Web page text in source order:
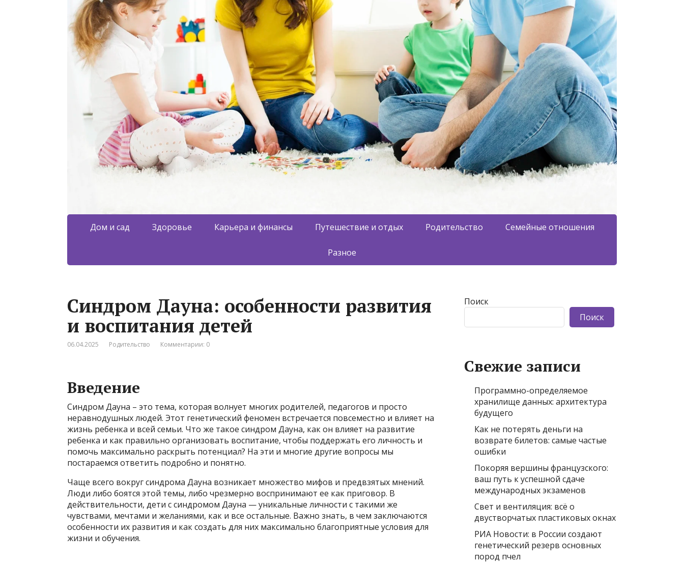
Дом и сад Здоровье Карьера и финансы Путешествие и отдых Родительство Семейные отношения
Разное
Синдром Дауна: особенности развития
и воспитания детей
06.04.2025 Родительство Комментарии: 0
Введение
Синдром Дауна – это тема, которая волнует многих родителей, педагогов и просто
неравнодушных людей. Этот генетический феномен встречается повсеместно и влияет на
жизнь ребенка и всей семьи. Что же такое синдром Дауна, как он влияет на развитие
ребенка и как правильно организовать воспитание, чтобы поддержать его личность и
помочь максимально раскрыть потенциал? На эти и многие другие вопросы мы
постараемся ответить подробно и понятно.
Чаще всего вокруг синдрома Дауна возникает множество мифов и предвзятых мнений.
Люди либо боятся этой темы, либо чрезмерно воспринимают ее как приговор. В
действительности, дети с синдромом Дауна — уникальные личности с такими же
чувствами, мечтами и желаниями, как и все остальные. Важно знать, в чем заключаются
особенности их развития и как создать для них максимально благоприятные условия для
жизни и обучения.
Поиск
Поиск
Свежие записи
Программно-определяемое
хранилище данных: архитектура
будущего
Как не потерять деньги на
возврате билетов: самые частые
ошибки
Покоряя вершины французского:
ваш путь к успешной сдаче
международных экзаменов
Свет и вентиляция: всё о
двустворчатых пластиковых окнах
РИА Новости: в России создают
генетический резерв основных
пород пчел